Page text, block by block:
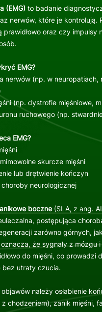
(EMG)to badanie
nerwów, które je
prawidłowo oraz czy impulsy
EMG?
nerwów (np. w neuropatiach,
(np. dystrofie mięśniowe,
ruchowego (np.
EMG?
skurcze mięśni
lub drętwienie kończyn
choroby neurologicznej
boczne (SLA, z ang.
postępująca
zarówno górnych,
że sygnały z mózgu
do mięśni, co prowadzi
bez utraty czucia.
należy osłabienie
chodzeniem), zanik mięśni,